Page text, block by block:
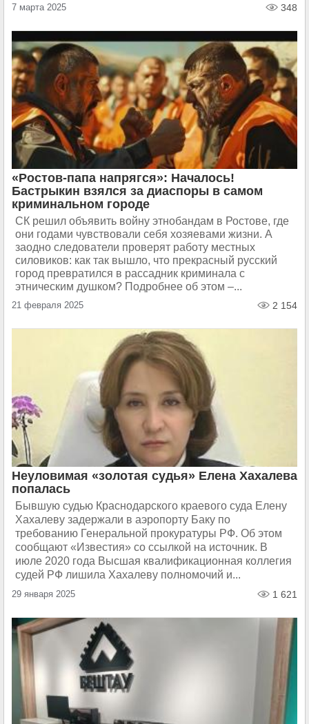
7 марта 2025 348
«Ростов-папа напрягся»: Началось!
Бастрыкин взялся за диаспоры в самом
криминальном городе
СК решил объявить войну этнобандам в Ростове, где
они годами чувствовали себя хозяевами жизни. А
заодно следователи проверят работу местных
силовиков: как так вышло, что прекрасный русский
город превратился в рассадник криминала с
этническим душком? Подробнее об этом –...
21 февраля 2025 2 154
Неуловимая «золотая судья» Елена Хахалева
попалась
Бывшую судью Краснодарского краевого суда Елену
Хахалеву задержали в аэропорту Баку по
требованию Генеральной прокуратуры РФ. Об этом
сообщают «Известия» со ссылкой на источник. В
июле 2020 года Высшая квалификационная коллегия
судей РФ лишила Хахалеву полномочий и...
29 января 2025 1 621